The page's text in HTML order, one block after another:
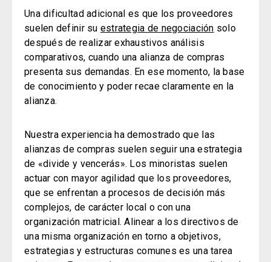
Una dificultad adicional es que los proveedores
suelen definir su estrategia de negociación solo
después de realizar exhaustivos análisis
comparativos, cuando una alianza de compras
presenta sus demandas. En ese momento, la base
de conocimiento y poder recae claramente en la
alianza.
Nuestra experiencia ha demostrado que las
alianzas de compras suelen seguir una estrategia
de «divide y vencerás». Los minoristas suelen
actuar con mayor agilidad que los proveedores,
que se enfrentan a procesos de decisión más
complejos, de carácter local o con una
organización matricial. Alinear a los directivos de
una misma organización en torno a objetivos,
estrategias y estructuras comunes es una tarea